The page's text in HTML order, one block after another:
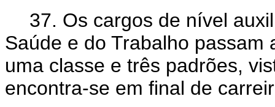
37. Os cargos de nível
Saúde e do Trabalho
uma classe e três padrões,
encontra-se em final de